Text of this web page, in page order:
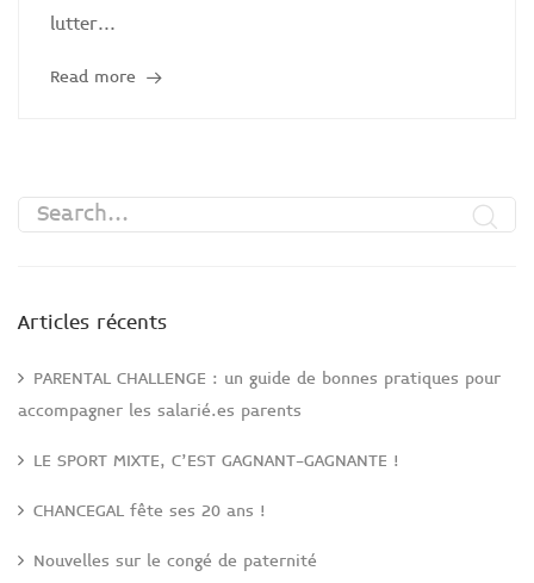
lutter...
Read more
Articles récents
PARENTAL CHALLENGE : un guide de bonnes pratiques pour
accompagner les salarié.es parents
LE SPORT MIXTE, C’EST GAGNANT-GAGNANTE !
CHANCEGAL fête ses 20 ans !
Nouvelles sur le congé de paternité